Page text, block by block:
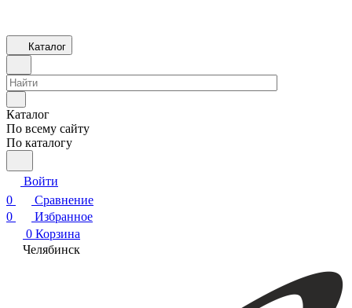
Каталог
Каталог
По всему сайту
По каталогу
Войти
0
Сравнение
0
Избранное
0 Корзина
Челябинск